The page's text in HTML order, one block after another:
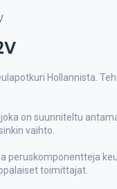
Hollannista.
on suunniteltu
vaihto.
peruskomponentteja
toimittajat.